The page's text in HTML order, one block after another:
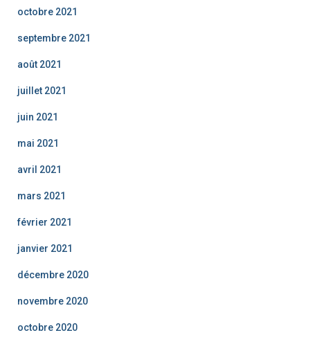
octobre 2021
septembre 2021
août 2021
juillet 2021
juin 2021
mai 2021
avril 2021
mars 2021
février 2021
janvier 2021
décembre 2020
novembre 2020
octobre 2020